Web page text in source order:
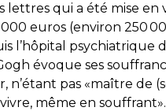
lettres qui a été mise
euros (environ 250
l’hôpital psychiatrique
évoque ses
n’étant pas «maître de
même en